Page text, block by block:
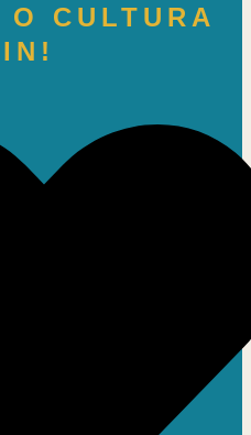
O CULTURA